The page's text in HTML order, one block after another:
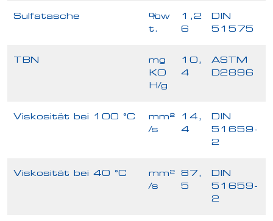
Sulfatasche
%w
t.
1,2
6
DIN
51575
TBN
mg
KO
H/g
10,
4
ASTM
D2896
Viskosität bei 100 °C
mm²
/s
14,
4
DIN
51659-
2
Viskosität bei 40 °C
mm²
/s
87,
5
DIN
51659-
2